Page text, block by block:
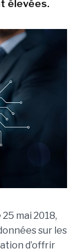
élevées.
mai 2018,
sur les
d’offrir